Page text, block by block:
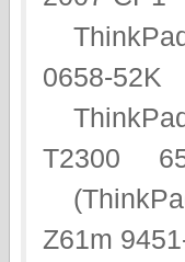
ThinkPad
0658-52K
T2300
Z61m